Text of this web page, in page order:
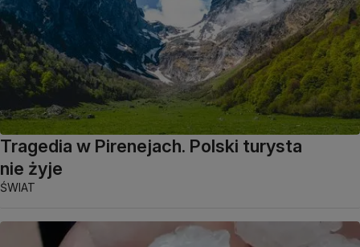
Tragedia w Pirenejach. Polski turysta
nie żyje
ŚWIAT